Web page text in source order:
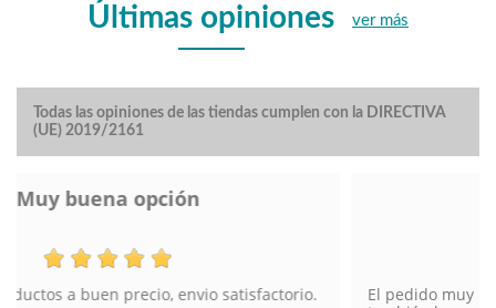
Últimas opiniones ver más
Todas las opiniones de las tiendas cumplen con la DIRECTIVA
(UE) 2019/2161
Lampara de pie
El pedido muy bien y el envío también. En tienda física